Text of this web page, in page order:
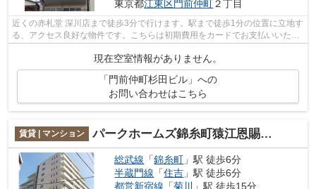
東京都江東区門前仲町２丁目
近くの赤札堂 深川店まで徒歩3分で行けます。駅まで徒歩1分の位置に立地す
る、アクセス良好な物件です。こちらは初期費用をカードでお支払いいただ
けるマンションです。2駅利用可能な...
現在空室情報がありません。
「門前仲町杉田ビル」への
お問い合わせはこちら
賃貸 | マンション パークホームズ錦糸町猿江恩賜公園
総武線 「錦糸町 」駅 徒歩6分
半蔵門線 「住吉 」駅 徒歩6分
都営新宿線 「菊川
」駅 徒歩15分